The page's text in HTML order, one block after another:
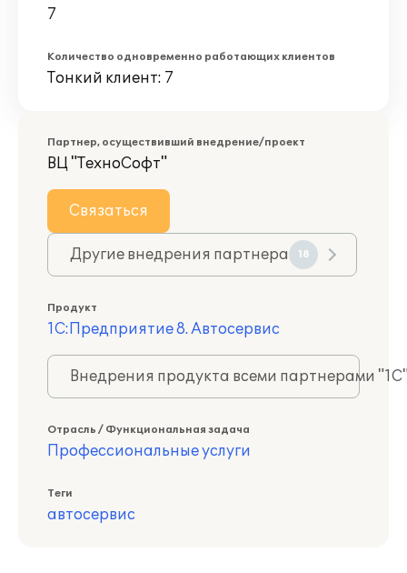
7
Количество одновременно работающих клиентов
Тонкий клиент: 7
Партнер, осуществивший внедрение/проект
ВЦ "ТехноСофт"
Связаться
Другие внедрения партнера 18
Продукт
1С:Предприятие 8. Автосервис
Внедрения продукта всеми партнерами
Отрасль / Функциональная задача
Профессиональные услуги
Теги
автосервис